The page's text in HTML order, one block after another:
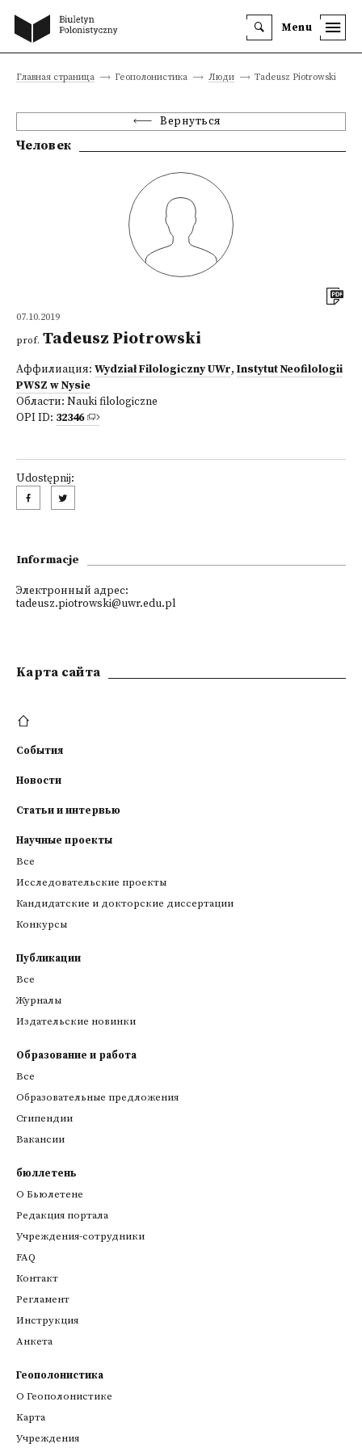
Menu
Главная страница Геополонистика Люди Tadeusz Piotrowski
Вернуться
Человек
07.10.2019
prof. Tadeusz Piotrowski
Аффилиация: Wydział Filologiczny UWr, Instytut Neofilologii
PWSZ w Nysie
Области: Nauki filologiczne
OPI ID: 32346
Udostępnij:
Informacje
Электронный адрес:
tadeusz.piotrowski@uwr.edu.pl
Kарта сайта
События
Новости
Статьи и интервью
Научные проекты
Все
Исследовательские проекты
Кандидатские и докторские диссертации
Конкурсы
Публикации
Все
Журналы
Издательские новинки
Образование и работа
Все
Образовательные предложения
Стипендии
Вакансии
бюллетень
О Бьюлетене
Редакция портала
Учреждения-сотрудники
FAQ
Контакт
Регламент
Инструкция
Анкета
Геополонистика
О Геополонистике
Kарта
Учреждения